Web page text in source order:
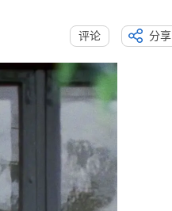
评论 分享